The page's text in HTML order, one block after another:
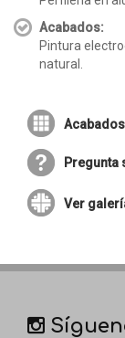
Acabados:
Pintura
natural.
Acabados
Pregunta
Ver